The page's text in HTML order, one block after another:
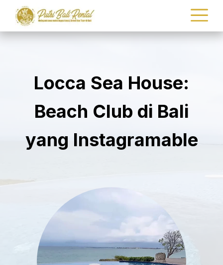
Locca Sea House:
Beach Club di Bali
yang Instagramable